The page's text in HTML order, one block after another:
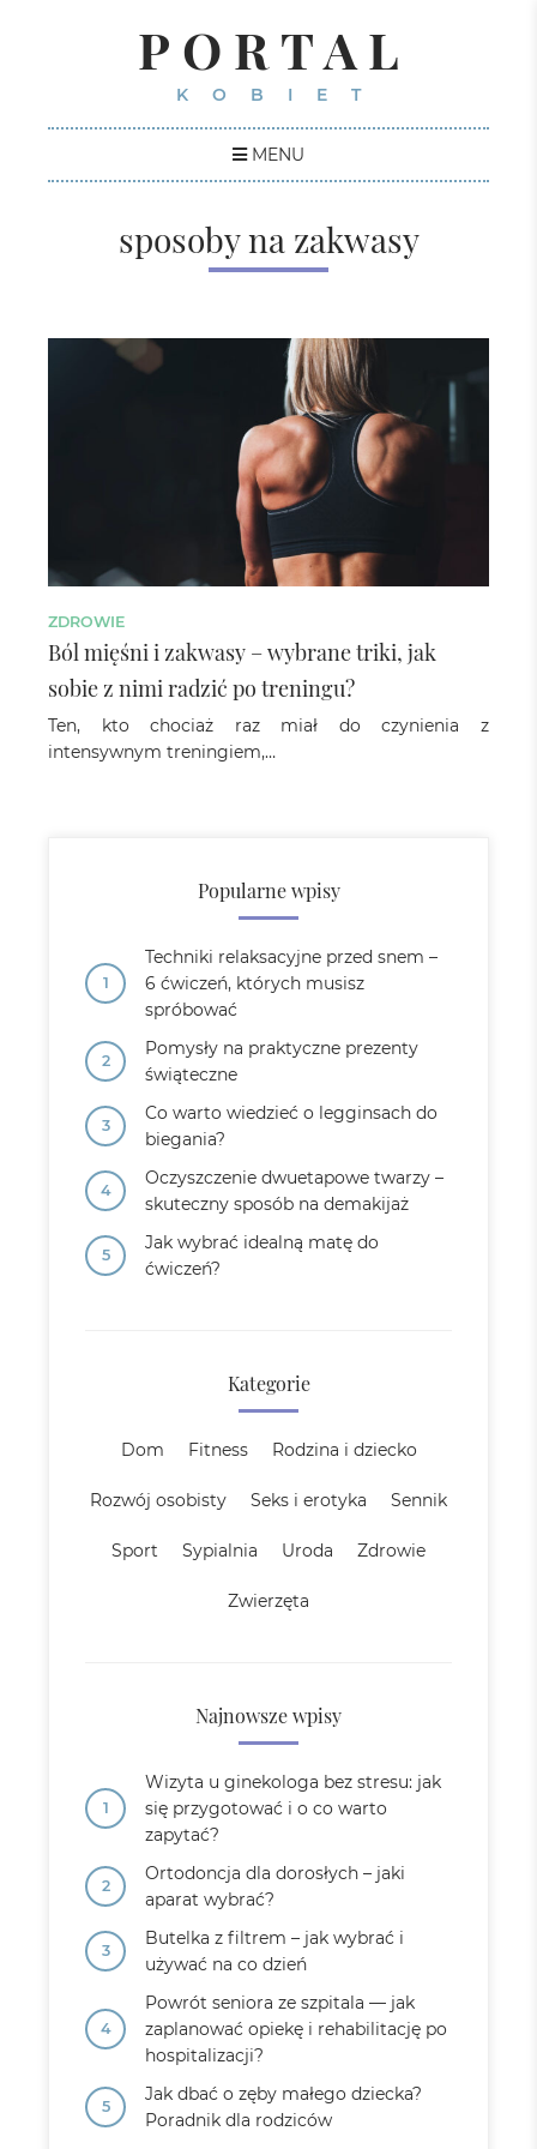
PORTAL
KOBIET
MENU
sposoby na zakwasy
ZDROWIE
Ból mięśni i zakwasy – wybrane triki, jak
sobie z nimi radzić po treningu?
Ten, kto chociaż raz miał do czynienia z
intensywnym treningiem,…
Popularne wpisy
Techniki relaksacyjne przed snem –
6 ćwiczeń, których musisz
spróbować
Pomysły na praktyczne prezenty
świąteczne
Co warto wiedzieć o legginsach do
biegania?
Oczyszczenie dwuetapowe twarzy –
skuteczny sposób na demakijaż
Jak wybrać idealną matę do
ćwiczeń?
Kategorie
Dom Fitness Rodzina i dziecko
Rozwój osobisty Seks i erotyka Sennik
Sport Sypialnia Uroda Zdrowie
Zwierzęta
Najnowsze wpisy
Wizyta u ginekologa bez stresu: jak
się przygotować i o co warto
zapytać?
Ortodoncja dla dorosłych – jaki
aparat wybrać?
Butelka z filtrem – jak wybrać i
używać na co dzień
Powrót seniora ze szpitala — jak
zaplanować opiekę i rehabilitację po
hospitalizacji?
Jak dbać o zęby małego dziecka?
Poradnik dla rodziców